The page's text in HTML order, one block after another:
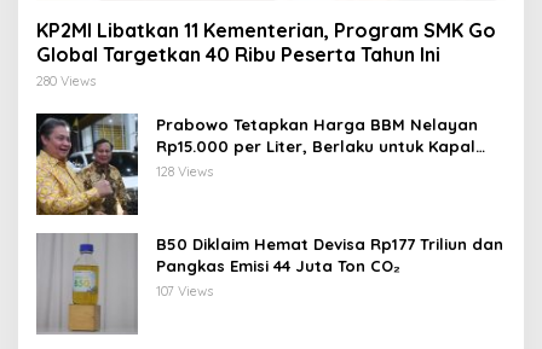
KP2MI Libatkan 11 Kementerian, Program SMK Go
Global Targetkan 40 Ribu Peserta Tahun Ini
280 Views
Prabowo Tetapkan Harga BBM Nelayan
Rp15.000 per Liter, Berlaku untuk Kapal
30-200 GT
128 Views
B50 Diklaim Hemat Devisa Rp177 Triliun dan
Pangkas Emisi 44 Juta Ton CO₂
107 Views